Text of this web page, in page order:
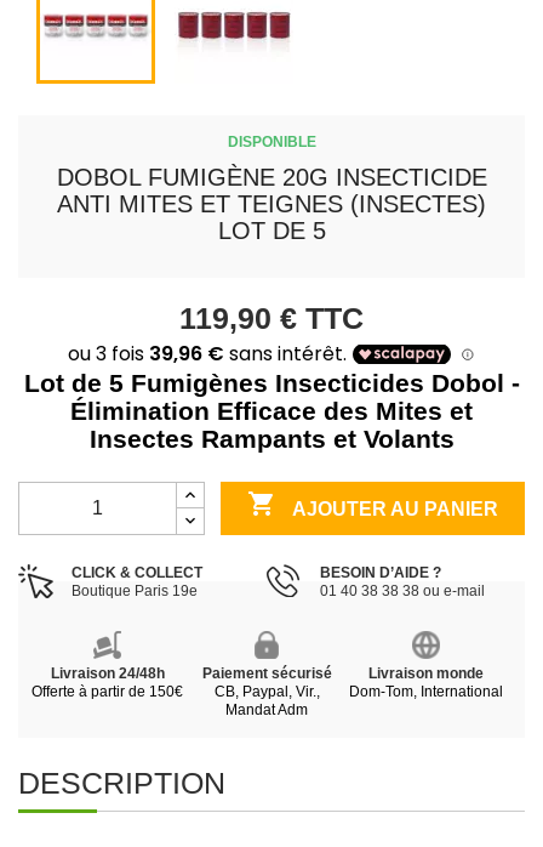
DISPONIBLE
DOBOL FUMIGÈNE 20G INSECTICIDE
ANTI MITES ET TEIGNES (INSECTES)
LOT DE 5
119,90 € TTC
Lot de 5 Fumigènes Insecticides Dobol -
Élimination Efficace des Mites et
Insectes Rampants et Volants
 AJOUTER AU PANIER
CLICK & COLLECT
Boutique Paris 19e
BESOIN D’AIDE ?
01 40 38 38 38 ou e-mail
Livraison 24/48h
Offerte à partir de 150€
Paiement sécurisé
CB, Paypal, Vir.,
Mandat Adm
Livraison monde
Dom-Tom, International
DESCRIPTION